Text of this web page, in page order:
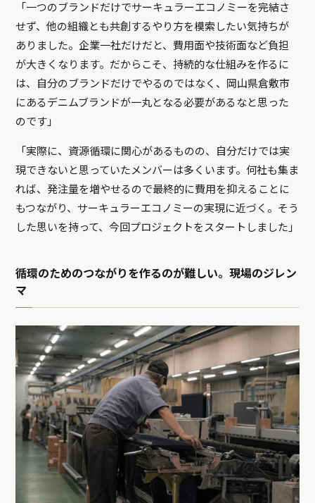
「一つのブランドだけでサーキュラーエコノミーを完結さ
せず、他の組織とも共創するやり方を模索したい気持ちが
ありました。企業一社だけだと、費用面や技術面など負担
が大きくなります。だからこそ、持続的な仕組みを作るに
は、自分のブランドだけでやるのではなく、岡山県倉敷市
にあるデニムブランドが一丸となる必要があるなと思った
のです」
「実際に、資源循環に関心があるものの、自分だけでは実
現できないと思っていたメンバーは多くいます。何社も集ま
れば、発注量を増やせるので最終的に費用を抑えることに
もつながり、サーキュラーエコノミーの実現に近づく。そう
した思いを持って、今回プロジェクトをスタートしました」
循環のためのつながりを作るのが難しい。現場のジレン
マ